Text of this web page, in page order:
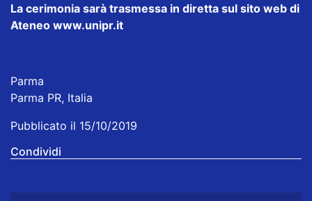
La cerimonia sarà trasmessa in diretta sul sito web di
Ateneo www.unipr.it
Parma
Parma PR, Italia
Pubblicato il 15/10/2019
Condividi